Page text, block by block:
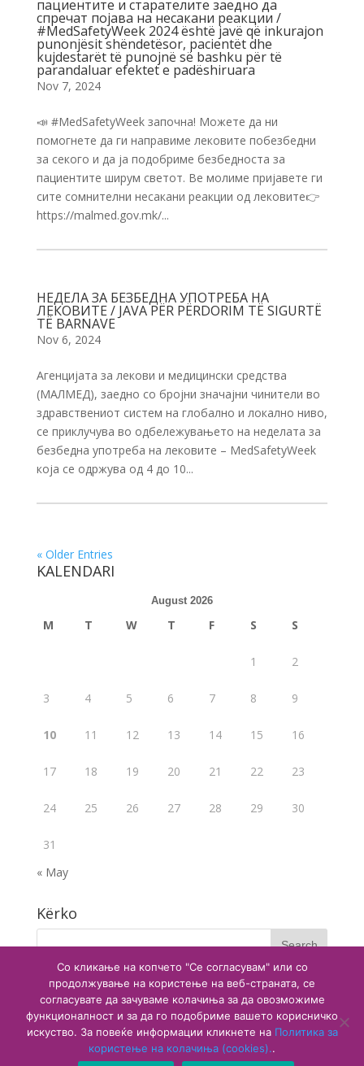
пациентите и старателите заедно да
спречат појава на несакани реакции /
#MedSafetyWeek 2024 është javë që inkurajon
punonjësit shëndetësor, pacientët dhe
kujdestarët të punojnë së bashku për të
parandaluar efektet e padëshiruara
Nov 7, 2024
📣 #MedSafetyWeek започнa! Можете да ни
помогнете да ги направиме лековите побезбедни
за секого и да ја подобриме безбедноста за
пациентите ширум светот. Ве молиме пријавете ги
сите сомнителни несакани реакции од лековите👉
https://malmed.gov.mk/...
НЕДЕЛА ЗА БЕЗБЕДНА УПОТРЕБА НА
ЛЕКОВИТЕ / JAVA PËR PËRDORIM TË SIGURTË
TË BARNAVE
Nov 6, 2024
Агенцијата за лекови и медицински средства
(МАЛМЕД), заедно со бројни значајни чинители во
здравствениот систем на глобално и локално ниво,
се приклучува во одбележувањето на неделата за
безбедна употреба на лековите – MedSafetyWeek
која се одржува од 4 до 10...
« Older Entries
KALENDARI
August 2026
M T W T F S S
1 2
3 4 5 6 7 8 9
10 11 12 13 14 15 16
17 18 19 20 21 22 23
24 25 26 27 28 29 30
31
« May
Kërko
Copyright © 2020 Agjencia e Barnave dhe Pajisjeve
Со кликање на копчето "Се согласувам" или со
продолжување на користење на веб-страната, се
согласувате да зачуваме колачиња за да овозможиме
функционалност и за да го подобриме вашето корисничко
искуство. За повеќе информации кликнете на Политика за
користење на колачиња (cookies)..